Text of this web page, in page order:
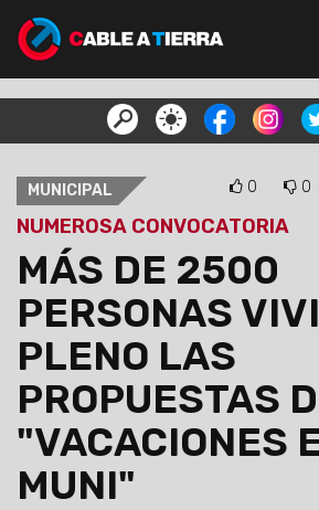
MUNICIPAL 0 0
NUMEROSA CONVOCATORIA
MÁS DE 2500
PERSONAS
PLENO LAS
PROPUESTAS
"VACACIONES
MUNI"